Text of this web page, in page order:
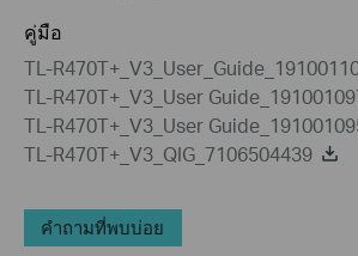
คู่มือ
TL-
TL-R470T+_V3_User
TL-R470T+_V3_User
TL-R470T+_V3_QIG_7106504439
คำถามที่พบบ่อย